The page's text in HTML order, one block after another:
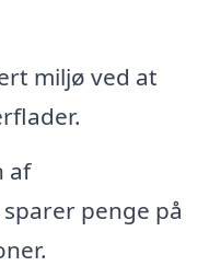
miljø ved at
af
penge på